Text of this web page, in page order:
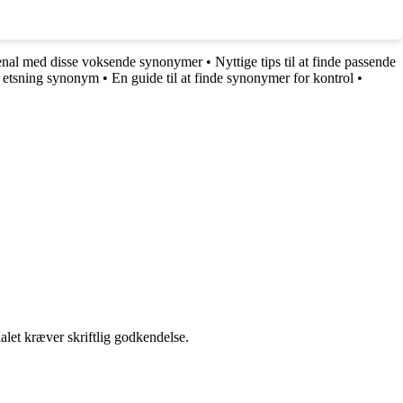
med disse voksende synonymer• Nyttige tips til at finde passende
synonym • En guide til at finde synonymer for kontrol •
kræver skriftlig godkendelse.